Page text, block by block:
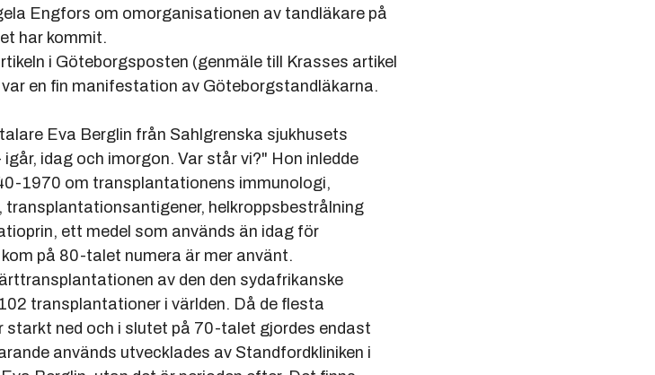
Engfors om omorganisationen av tandläkare på
har kommit.
i Göteborgsposten (genmäle till Krasses artikel
en fin manifestation av Göteborgstandläkarna.
Eva Berglin från Sahlgrenska sjukhusets
idag och imorgon. Var står vi?" Hon inledde
1970 om transplantationens immunologi,
helkroppsbestrålning
ett medel som används än idag för
på 80-talet numera är mer använt.
av den den sydafrikanske
transplantationer i världen. Då de flesta
ned och i slutet på 70-talet gjordes endast
används utvecklades av Standfordkliniken i